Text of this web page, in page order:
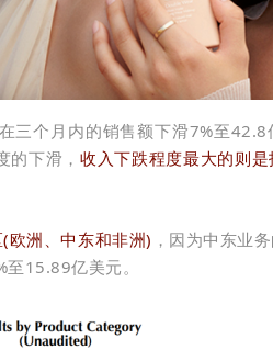
三个月内的销售额下滑7%至42.8
的下滑，收入下跌程度最大的则是
欧洲、中东和非洲) ，因为中东业
15.89亿美元。